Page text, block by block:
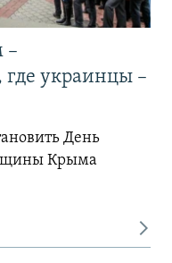
–
украинцы –
День
Крыма